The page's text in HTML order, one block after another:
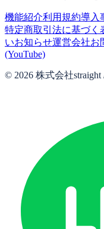
機能紹介利用規約導入
特定商取引法に基づく
いお知らせ運営会社お
(YouTube)
© 2026 株式会社